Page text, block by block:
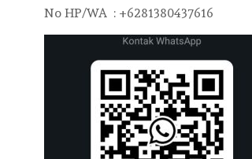
No HP/WA : +6281380437616